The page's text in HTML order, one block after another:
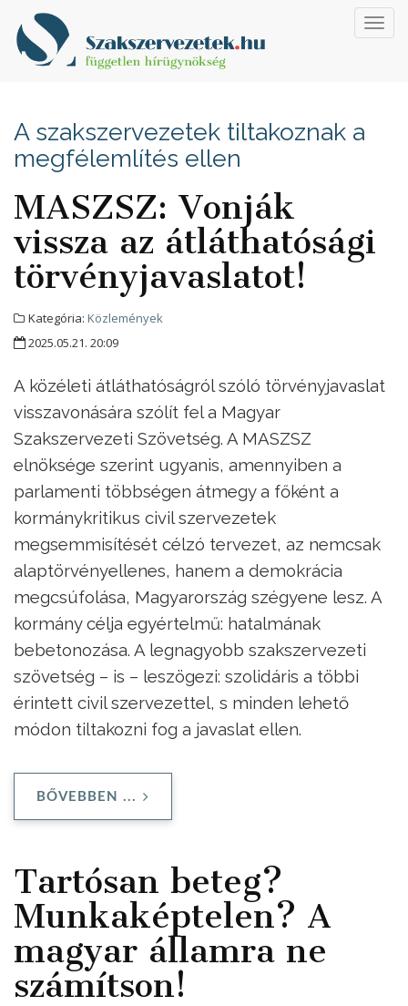
A szakszervezetek tiltakoznak a
megfélemlítés ellen
MASZSZ: Vonják
vissza az átláthatósági
törvényjavaslatot!
Kategória: Közlemények
2025.05.21. 20:09
A közéleti átláthatóságról szóló törvényjavaslat
visszavonására szólít fel a Magyar
Szakszervezeti Szövetség. A MASZSZ
elnöksége szerint ugyanis, amennyiben a
parlamenti többségen átmegy a főként a
kormánykritikus civil szervezetek
megsemmisítését célzó tervezet, az nemcsak
alaptörvényellenes, hanem a demokrácia
megcsúfolása, Magyarország szégyene lesz. A
kormány célja egyértelmű: hatalmának
bebetonozása. A legnagyobb szakszervezeti
szövetség – is – leszögezi: szolidáris a többi
érintett civil szervezettel, s minden lehető
módon tiltakozni fog a javaslat ellen.
BŐVEBBEN ...
Tartósan beteg?
Munkaképtelen? A
magyar államra ne
számítson!